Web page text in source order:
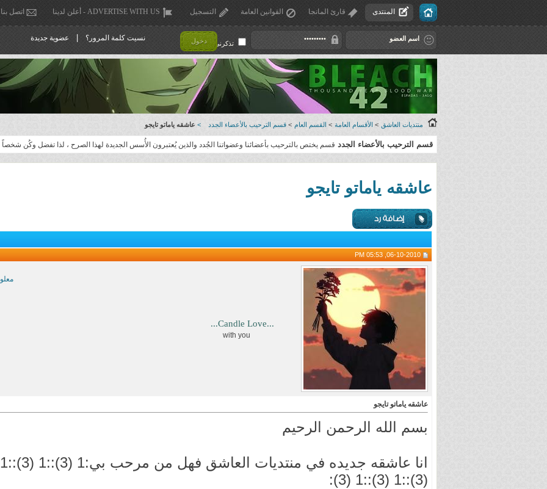
المنتدى قارئ المانجا القوانين العامة التسجيل ADVERTISE WITH US - أعلن لدينا اتصل بنا
تذكرني ! دخول نسيت كلمة المرور؟ عضوية جديدة
منتديات العاشق > الأقسام العامة > القسم العام > قسم الترحيب بالأعضاء الجدد > عاشقه ياماتو تايجو
قسم الترحيب بالأعضاء الجدد قسم يختص بالترحيب بأعضائنا وعضواتنا الجُدد والذين يُعتبرون الأُسس الجديدة لهذا الصرح ، لذا تفضل وكُن شخصاً
عاشقه ياماتو تايجو
...Candle Love...
with you
عاشقه ياماتو تايجو
بسم الله الرحمن الرحيم
(3)::1 (3)::1 (3):